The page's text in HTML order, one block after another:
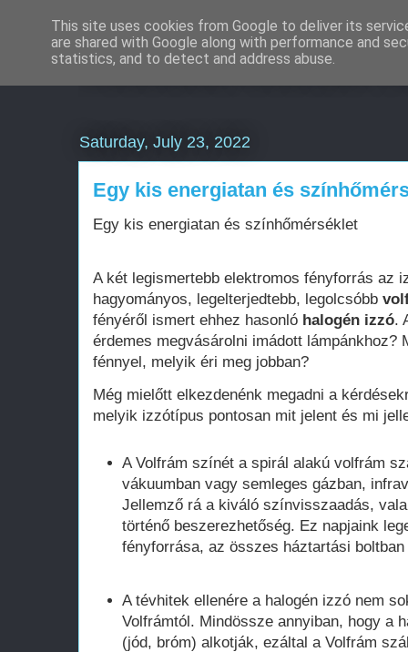
Weboldal készítés
Saturday, July 23, 2022
Egy kis energiatan és
Egy kis energiatan és színhőmérséklet
A két legismertebb elektromos fényforrás az
hagyományos, legelterjedtebb, legolcsóbb
fényéről ismert ehhez hasonló halogén izzó.
érdemes megvásárolni imádott lámpánkhoz?
fénnyel, melyik éri meg jobban?
Még mielőtt elkezdenénk megadni a
melyik izzótípus pontosan mit jelent és mi
A Volfrám színét a spirál alakú volfrám
vákuumban vagy semleges gázban,
Jellemző rá a kiváló színvisszaadás,
történő beszerezhetőség. Ez napjaink
fényforrása, az összes háztartási boltban
A tévhitek ellenére a halogén izzó nem
Volfrámtól. Mindössze annyiban, hogy a
(jód, bróm) alkotják, ezáltal a Volfrám
This site uses cookies from Google to deliver its
are shared with Google along with performance and
statistics, and to detect and address abuse.